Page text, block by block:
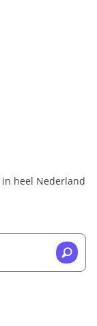
in heel Nederland